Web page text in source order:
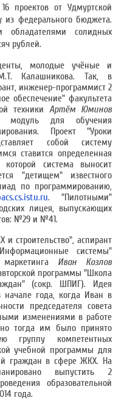
проектов от Удмуртской
из федерального бюджета.
обладателями солидных
рублей.
молодые учёные и
Калашникова. Так, в
инженер-программист 2
обеспечение" факультета
техники Артём Юминов
модуль для обучения
Проект "Уроки
собой систему
ставится определенная
система выносит
"детищем" известного
по программированию,
. "Пилотными"
лицея, выпускающих
№29 и №41.
строительство", аспирант
системы"
Иван Козлов
программы "Школа
(сокр. ШПИГ). Идея
начале года, когда Иван в
председателя совета
изменениями в работе
тогда им было принято
группу компетентных
учебной программы для
граждан в сфере ЖКХ. На
выпустить 2
образовательной
года.